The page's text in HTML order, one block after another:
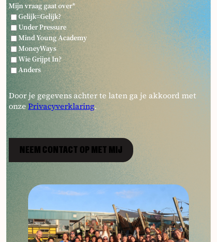
Mijn vraag gaat over*
Gelijk=Gelijk?
Under Pressure
Mind Young Academy
MoneyWays
Wie Grijpt In?
Anders
Door je gegevens achter te laten ga je akkoord met
onze Privacyverklaring.